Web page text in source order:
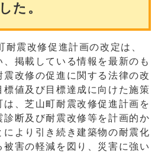
た。
震改修促進計画の改定は、
掲載している情報を最新のも
改修の促進に関する法律の改
標値及び目標達成に向けた施策
は、芝山町耐震改修促進計画を
断及び耐震改修等を計画的か
より引き続き建築物の耐震化
被害の軽減を図り、災害に強い